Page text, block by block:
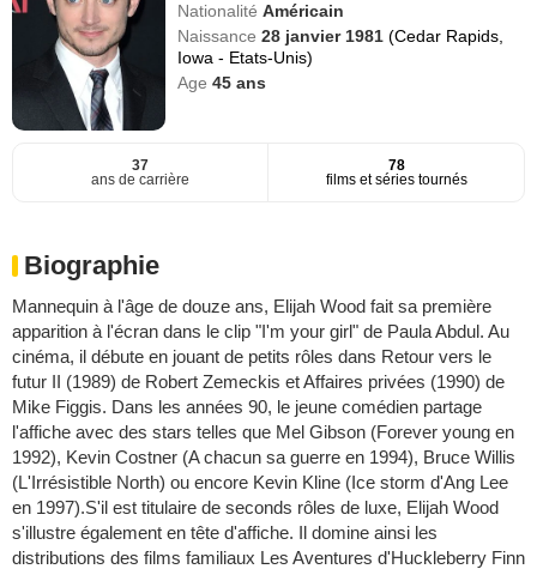
NationalitéAméricain
Naissance28 janvier 1981(Cedar Rapids,
Iowa - Etats-Unis)
Age45 ans
37
ans de carrière
78
films et séries tournés
Biographie
Mannequin à l'âge de douze ans, Elijah Wood fait sa première
apparition à l'écran dans le clip "I'm your girl" de Paula Abdul. Au
cinéma, il débute en jouant de petits rôles dans Retour vers le
futur II (1989) de Robert Zemeckis et Affaires privées (1990) de
Mike Figgis. Dans les années 90, le jeune comédien partage
l'affiche avec des stars telles que Mel Gibson (Forever young en
1992), Kevin Costner (A chacun sa guerre en 1994), Bruce Willis
(L'Irrésistible North) ou encore Kevin Kline (Ice storm d'Ang Lee
en 1997).S'il est titulaire de seconds rôles de luxe, Elijah Wood
s'illustre également en tête d'affiche. Il domine ainsi les
distributions des films familiaux Les Aventures d'Huckleberry Finn